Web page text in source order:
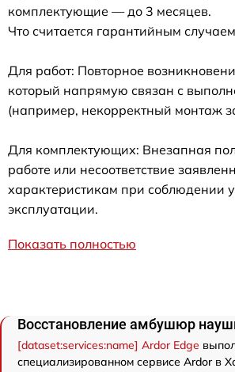
комплектующие — до 3 месяцев.
Что считается гарантийным
Для работ: Повторное
который напрямую связан с
(например, некорректный монтаж
Для комплектующих: Внезапная
работе или несоответствие
характеристикам при соблюдении
эксплуатации.
Показать полностью
Восстановление амбушюр
[dataset:services:name] Ardor Edge
специализированном сервисе Ardor в